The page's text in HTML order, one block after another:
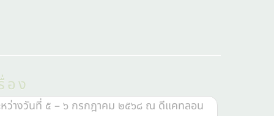
อง
ว่างวันที่ ๕ – ๖ กรกฎาคม ๒๕๖๘ ณ ดีแคทลอน